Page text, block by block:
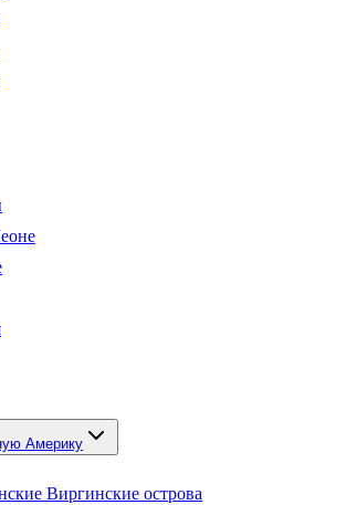
Америку
Виргинские острова